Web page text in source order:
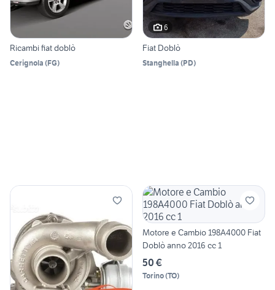
Ricambi fiat doblò
Cerignola (FG)
6
Fiat Doblò
Stanghella (PD)
Motore e Cambio 198A4000 Fiat
Doblò anno 2016 cc 1
50 €
Torino(TO)